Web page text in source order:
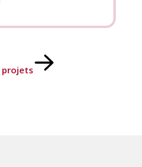
projets